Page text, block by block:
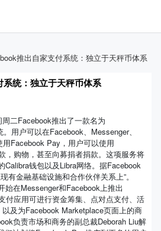
推出自家支付系统：独立于天秤币体系
统：独立于天秤币体系
二Facebook推出了一款名为
用户可以在Facebook、Messenger、
Facebook Pay，用户可以使用
，购物，甚至向募捐者捐款。这项服务将
Calibra钱包以及Libra网络。据Facebook
有金融基础设施和合作伙伴关系上”。
始在Messenger和Facebook上推出
付应用可进行资金筹集、点对点支付、活
及为Facebook Marketplace页面上的商
负责市场和商务的副总裁Deborah Liu解